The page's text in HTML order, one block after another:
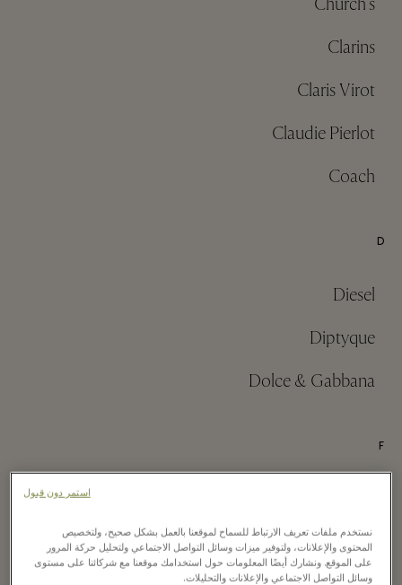
Clarins
Claris Virot
Claudie Pierlot
Coach
D
Diesel
Diptyque
Dolce & Gabbana
F
Ferragamo
نستخدم ملفات تعريف الارتباط للسماح لموقعنا بالعمل بشكل صحيح، ولتخصيص
المحتوى والإعلانات، ولتوفير ميزات وسائل التواصل الاجتماعي ولتحليل حركة المرور
على الموقع. ونشارك أيضًا المعلومات حول استخدامك موقعنا مع شركائنا على مستوى
وسائل التواصل الاجتماعي والإعلانات والتحليلات.
استمر دون قبول